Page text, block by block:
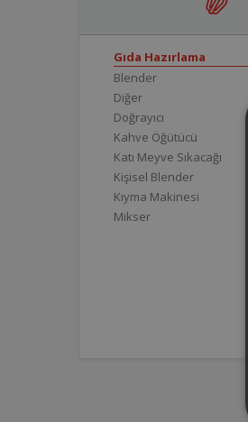
Gıda Hazırlama
Blender
Diğer
Doğrayıcı
Kahve Öğütücü
Katı Meyve Sıkacağı
Kişisel Blender
Kıyma Makinesi
Mikser